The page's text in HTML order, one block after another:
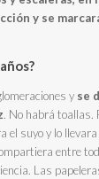
y se
y se
. No habrá toallas.
el suyo y lo
entre
Las